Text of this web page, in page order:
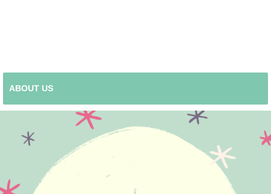
ABOUT US